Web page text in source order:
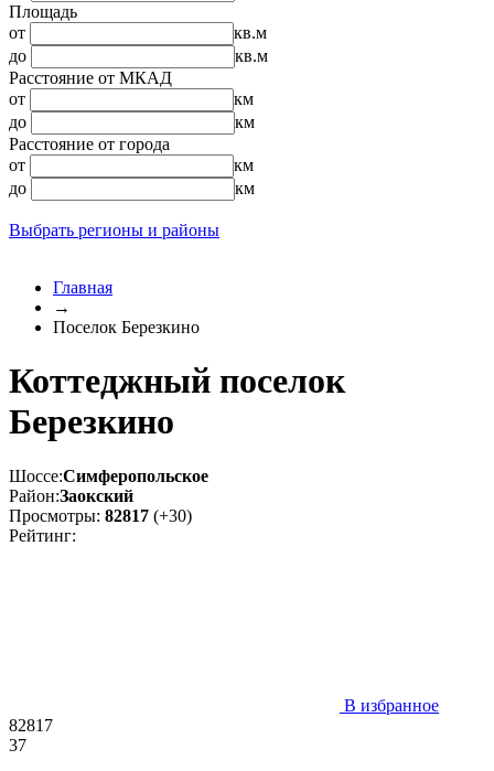
Площадь
от
кв.м
до
кв.м
Расстояние от МКАД
от
км
до
км
Расстояние от города
от
км
до
км
Выбрать регионы и районы
Главная
→
Поселок Березкино
Коттеджный поселок
Березкино
Шоссе:Симферопольское
Район:Заокский
Просмотры: 82817 (+30)
Рейтинг:
В избранное
82817
37